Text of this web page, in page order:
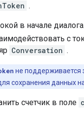
.
в ​​начале
с
Conversation .
не поддерживается
сохранения данных
счетчик в поле